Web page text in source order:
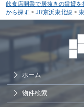
飲食店開業で居抜きの賃貸
から探す > JR京浜東北線 >
ホーム
物件検索